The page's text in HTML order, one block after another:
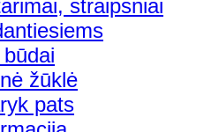
straipsniai
žūklė
pats